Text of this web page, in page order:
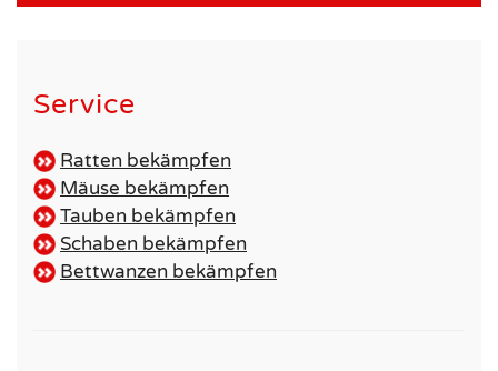
Service
Ratten bekämpfen
Mäuse bekämpfen
Tauben bekämpfen
Schaben bekämpfen
Bettwanzen bekämpfen